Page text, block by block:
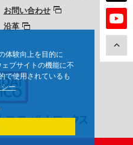
体験向上を目的に
ブサイトの機能に不
で使用されているも
ー
お問い合わせ
沿革